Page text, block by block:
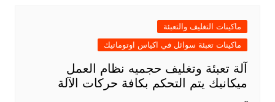
ماكينات التغليف والتعبئة
ماكينات تعبئة سوائل في اكياس اوتوماتيك
آلة تعبئة وتغليف حجميه نظام العمل
ميكانيك يتم التحكم بكافة حركات الآلة